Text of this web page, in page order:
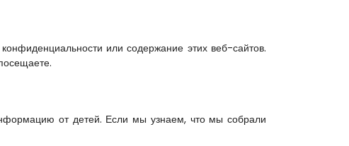
или содержание этих веб-сайтов.
от детей. Если мы узнаем, что мы собрали